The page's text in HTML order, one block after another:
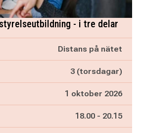
- i tre delar
Distans på nätet
3 (torsdagar)
1 oktober 2026
Pågår mellan
18.00 - och
20.15